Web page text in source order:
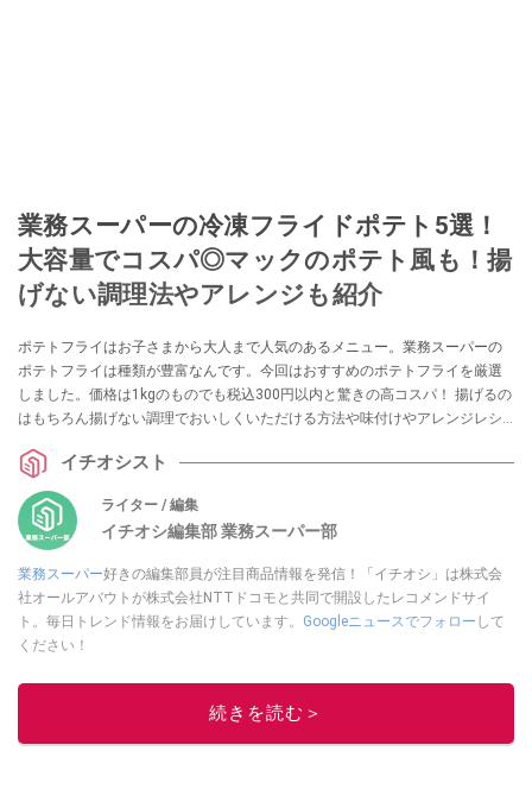
業務スーパーの冷凍フライドポテト5選！
大容量でコスパ◎マックのポテト風も！揚
げない調理法やアレンジも紹介
ポテトフライはお子さまから大人まで人気のあるメニュー。業務スーパーの
ポテトフライは種類が豊富なんです。今回はおすすめのポテトフライを厳選
しました。価格は1kgのものでも税込300円以内と驚きの高コスパ！ 揚げるの
はもちろん揚げない調理でおいしくいただける方法や味付けやアレンジレシ
イチオシスト
ライター / 編集
イチオシ編集部 業務スーパー部
業務スーパー好きの編集部員が注目商品情報を発信！「イチオシ」は株式会
社オールアバウトが株式会社NTTドコモと共同で開設したレコメンドサイ
ト。毎日トレンド情報をお届けしています。 Googleニュースでフォロー して
ください！
このイチオシストの他の記事を読む
続きを読む＞